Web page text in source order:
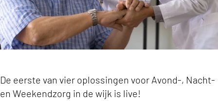
De eerste van vier oplossingen voor Avond-, Nacht-
en Weekendzorg in de wijk is live!